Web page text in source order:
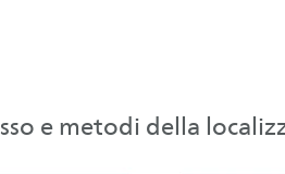
e metodi della